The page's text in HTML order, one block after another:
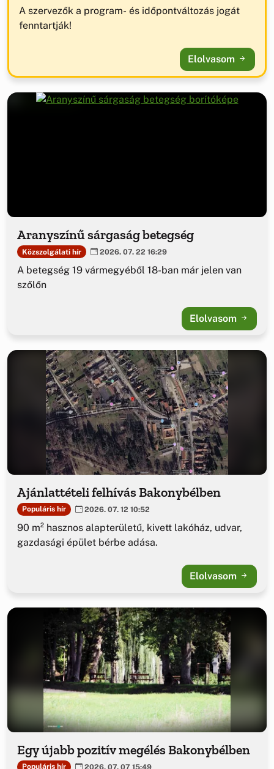
A szervezők a program- és időpontváltozás jogát
fenntartják!
Elolvasom
Aranyszínű sárgaság betegség
Közszolgálati hír 2026. 07. 22 16:29
A betegség 19 vármegyéből 18-ban már jelen van
szőlőn
Elolvasom
Ajánlattételi felhívás Bakonybélben
Populáris hír 2026. 07. 12 10:52
90 m² hasznos alapterületű, kivett lakóház, udvar,
gazdasági épület bérbe adása.
Elolvasom
Egy újabb pozitív megélés Bakonybélben
Populáris hír 2026. 07. 07 15:49